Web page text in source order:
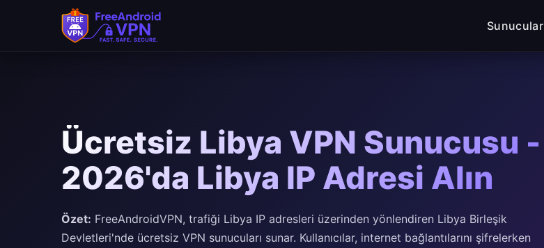
Sunucular
Ücretsiz Libya VPN Sunucusu -
2026'da Libya IP Adresi Alın
Özet: FreeAndroidVPN, trafiği Libya IP adresleri üzerinden yönlendiren Libya Birleşik
Devletleri'nde ücretsiz VPN sunucuları sunar. Kullanıcılar, internet bağlantılarını şifrelerken